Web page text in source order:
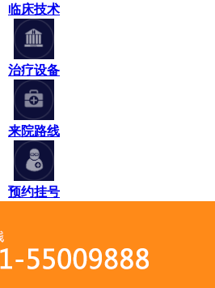
临床技术
治疗设备
来院路线
预约挂号